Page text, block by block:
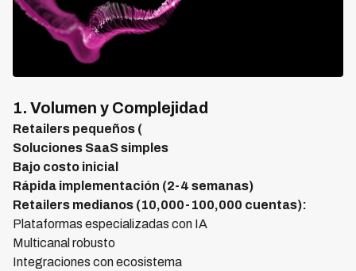
1. Volumen y Complejidad
Retailers pequeños (
Soluciones SaaS simples
Bajo costo inicial
Rápida implementación (2-4 semanas)
Retailers medianos (10,000-100,000 cuentas):
Plataformas especializadas con IA
Multicanal robusto
Integraciones con ecosistema